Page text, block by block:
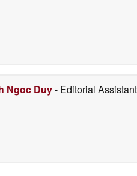
Ngoc Duy- Editorial Assistant